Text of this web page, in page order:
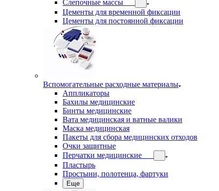
Слепочные массы
Цементы для временной фиксации
Цементы для постоянной фиксации
Вспомогательные расходные материалы
Аппликаторы
Бахилы медицинские
Бинты медицинские
Вата медицинская и ватные валики
Маска медицинская
Пакеты для сбора медицинских отходов
Очки защитные
Перчатки медицинские
Пластырь
Простыни, полотенца, фартуки
Еще